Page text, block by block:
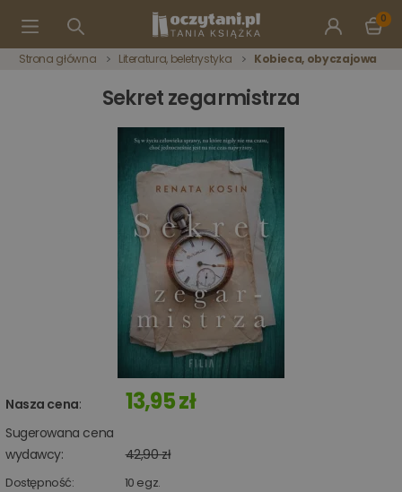
0
Strona główna Literatura, beletrystyka Kobieca, obyczajowa
Sekret zegarmistrza
Nasza cena: 13,95 zł
Sugerowana cena
wydawcy:
42,90 zł
Dostępność: 10 egz.